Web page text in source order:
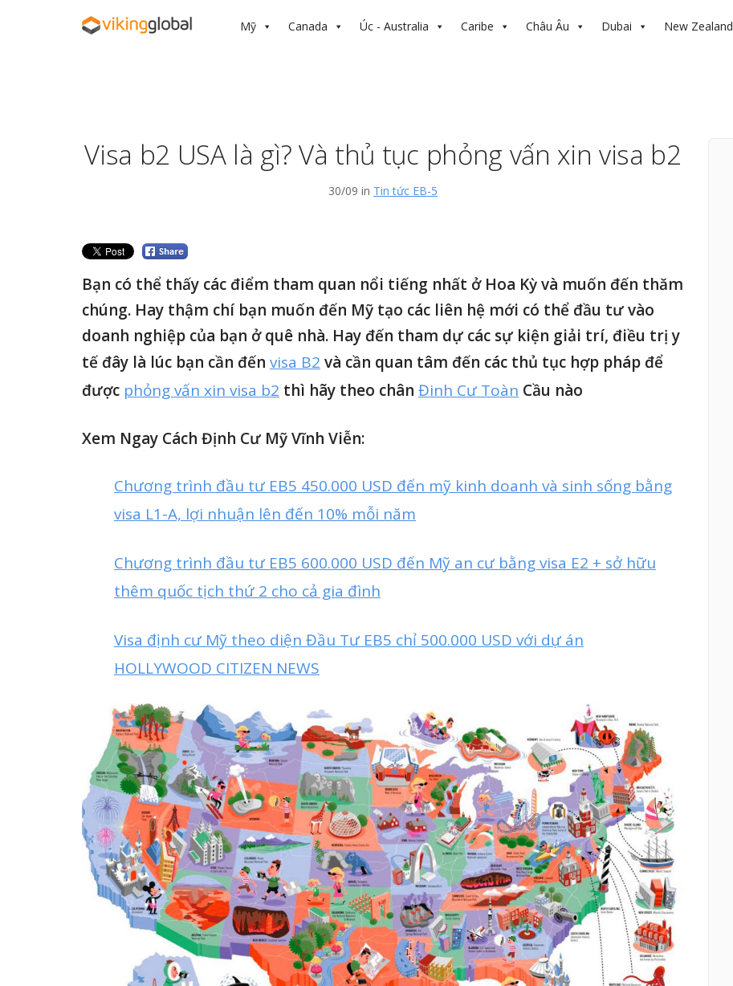
Mỹ Canada Úc - Australia Caribe Châu Âu Dubai New Zealand
Visa b2 USA là gì? Và thủ tục phỏng vấn xin visa b2
30/09 in Tin tức EB-5
Bạn có thể thấy các điểm tham quan nổi tiếng nhất ở Hoa Kỳ và muốn đến thăm
chúng. Hay thậm chí bạn muốn đến Mỹ tạo các liên hệ mới có thể đầu tư vào
doanh nghiệp của bạn ở quê nhà. Hay đến tham dự các sự kiện giải trí, điều trị y
tế đây là lúc bạn cần đến visa B2 và cần quan tâm đến các thủ tục hợp pháp để
được phỏng vấn xin visa b2 thì hãy theo chân Đinh Cư Toàn Cầu nào
Xem Ngay Cách Định Cư Mỹ Vĩnh Viễn:
Chương trình đầu tư EB5 450.000 USD đến mỹ kinh doanh và sinh sống bằng
visa L1-A, lợi nhuận lên đến 10% mỗi năm
Chương trình đầu tư EB5 600.000 USD đến Mỹ an cư bằng visa E2 + sở hữu
thêm quốc tịch thứ 2 cho cả gia đình
Visa định cư Mỹ theo diện Đầu Tư EB5 chỉ 500.000 USD với dự án
HOLLYWOOD CITIZEN NEWS